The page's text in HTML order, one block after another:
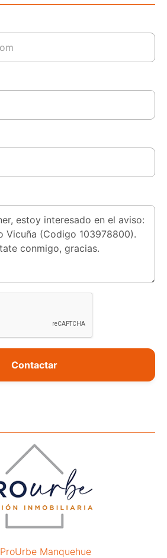
Contactar
ProUrbe Manquehue